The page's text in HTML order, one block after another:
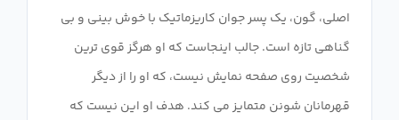
اصلی، گون، یک پسر جوان کاریزماتیک با خوش بینی و بی
گناهی تازه است. جالب اینجاست که او هرگز قوی ترین
شخصیت روی صفحه نمایش نیست، که او را از دیگر
قهرمانان شونن متمایز می کند. هدف او این نیست که